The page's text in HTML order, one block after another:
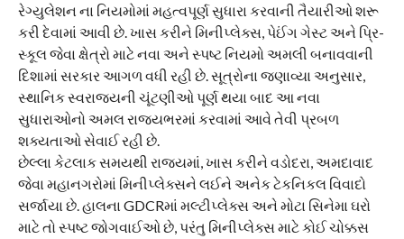
રેગ્યુલેશન ના નિયમોમાં મહત્વપૂર્ણ સુધારા કરવાની તૈયારીઓ શરૂ
કરી દેવામાં આવી છે. ખાસ કરીને મિનીપ્લેક્સ, પેઈંગ ગેસ્ટ અને પ્રિ-
સ્કૂલ જેવા ક્ષેત્રો માટે નવા અને સ્પષ્ટ નિયમો અમલી બનાવવાની
દિશામાં સરકાર આગળ વધી રહી છે. સૂત્રોના જણાવ્યા અનુસાર,
સ્થાનિક સ્વરાજ્યની ચૂંટણીઓ પૂર્ણ થયા બાદ આ નવા
સુધારાઓનો અમલ રાજ્યભરમાં કરવામાં આવે તેવી પ્રબળ
શક્યતાઓ સેવાઈ રહી છે.
છેલ્લા કેટલાક સમયથી રાજ્યમાં, ખાસ કરીને વડોદરા, અમદાવાદ
જેવા મહાનગરોમાં મિનીપ્લેક્સને લઈને અનેક ટેકનિકલ વિવાદો
સર્જાયા છે. હાલના GDCRમાં મલ્ટીપ્લેક્સ અને મોટા સિનેમા ઘરો
માટે તો સ્પષ્ટ જોગવાઈઓ છે, પરંતુ મિનીપ્લેક્સ માટે કોઈ ચોક્કસ